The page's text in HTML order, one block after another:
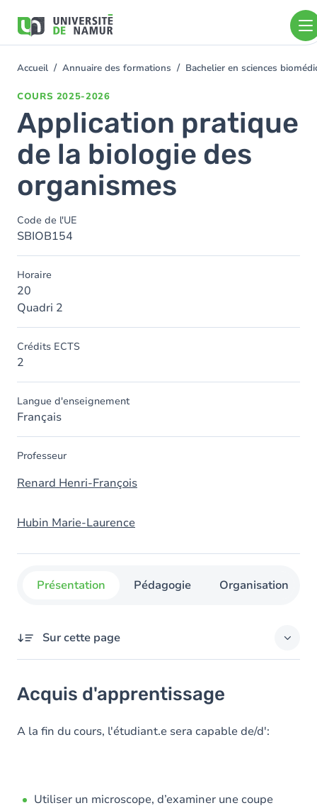
contenu
You
Accueil Annuaire des formations Bachelier en sciences
COURS 2025-2026
Application pratique
de la biologie des
organismes
Code de l'UE
SBIOB154
Horaire
20
Quadri 2
Crédits ECTS
2
Langue d'enseignement
Français
Professeur
Renard Henri-François
Hubin Marie-Laurence
Présentation Pédagogie Organisation
Sur cette page
Objectifs
Contenu
Acquis d'apprentissage
A la fin du cours, l'étudiant.e sera capable de/d':
Utiliser un microscope, d’examiner une coupe